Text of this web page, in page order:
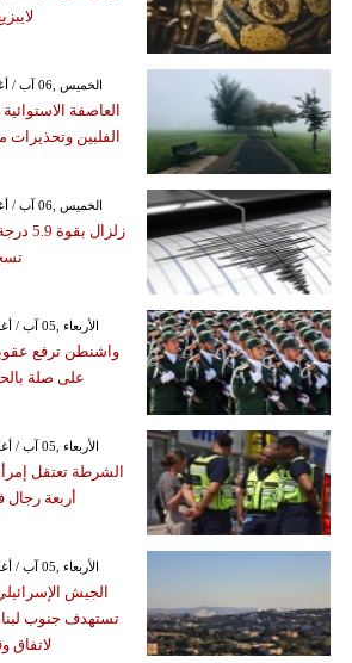
GMT 15:51 2026 الخميس ,06 آب / أغسطس
العاصفة
الفلبين
GMT 15:43 2026 الخميس ,06 آب / أغسطس
GMT 16:02 2026 الأربعاء ,05 آب / أغسطس
واشنطن ترفع
على صلة
GMT 14:29 2026 الأربعاء ,05 آب / أغسطس
الشرطة تعتقل
أربعة
GMT 13:18 2026 الأربعاء ,05 آب / أغسطس
الجيش
تستهدف جنوب
لاتفاق